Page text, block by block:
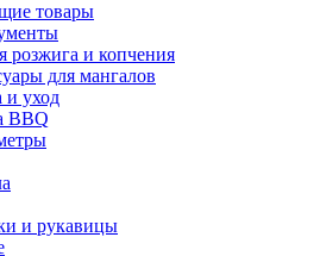
товары
розжига и копчения
для мангалов
и уход
BBQ
и рукавицы